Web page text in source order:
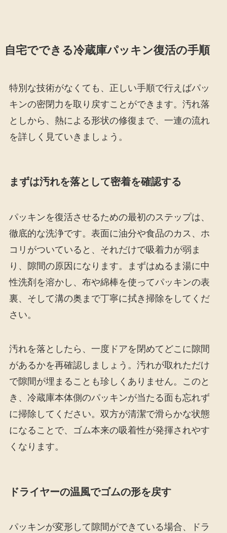
自宅でできる冷蔵庫パッキン復活の手順
特別な技術がなくても、正しい手順で行えばパッ
キンの密閉力を取り戻すことができます。汚れ落
としから、熱による形状の修復まで、一連の流れ
を詳しく見ていきましょう。
まずは汚れを落として密着を確認する
パッキンを復活させるための最初のステップは、
徹底的な洗浄です。表面に油分や食品のカス、ホ
コリがついていると、それだけで吸着力が弱ま
り、隙間の原因になります。まずはぬるま湯に中
性洗剤を溶かし、布や綿棒を使ってパッキンの表
裏、そして溝の奥まで丁寧に拭き掃除をしてくだ
さい。
汚れを落としたら、一度ドアを閉めてどこに隙間
があるかを再確認しましょう。汚れが取れただけ
で隙間が埋まることも珍しくありません。このと
き、冷蔵庫本体側のパッキンが当たる面も忘れず
に掃除してください。双方が清潔で滑らかな状態
になることで、ゴム本来の吸着性が発揮されやす
くなります。
ドライヤーの温風でゴムの形を戻す
パッキンが変形して隙間ができている場合、ドラ